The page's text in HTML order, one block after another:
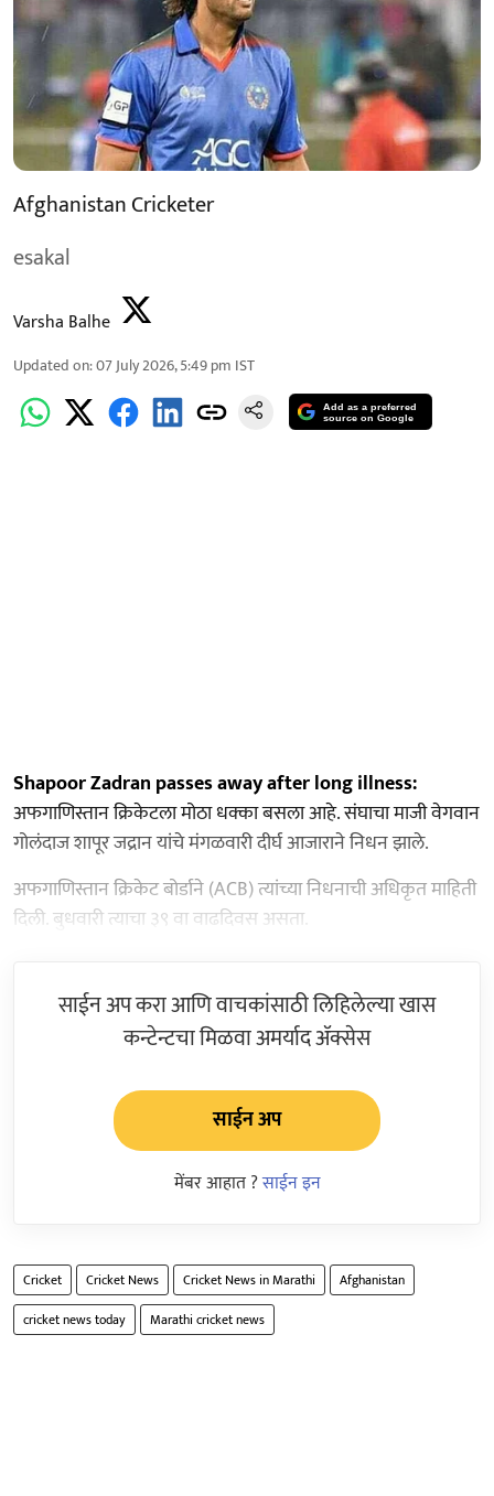
Afghanistan Cricketer
esakal
Varsha Balhe
Updated on:07 July 2026, 5:49 pm IST
Add as a preferred
source on Google
Shapoor Zadran passes away after long illness:
अफगाणिस्तान क्रिकेटला मोठा धक्का बसला आहे. संघाचा माजी वेगवान
गोलंदाज शापूर जद्रान यांचे मंगळवारी दीर्घ आजाराने निधन झाले.
अफगाणिस्तान क्रिकेट बोर्डाने (ACB) त्यांच्या निधनाची अधिकृत माहिती
दिली. बुधवारी त्याचा ३९ वा वाढदिवस असता.
साईन अप करा आणि वाचकांसाठी लिहिलेल्या खास
कन्टेन्टचा मिळवा अमर्याद ॲक्सेस
साईन अप
मेंबर आहात ?साईन इन
Cricket Cricket News Cricket News in Marathi
Afghanistan
cricket news today
Marathi cricket news